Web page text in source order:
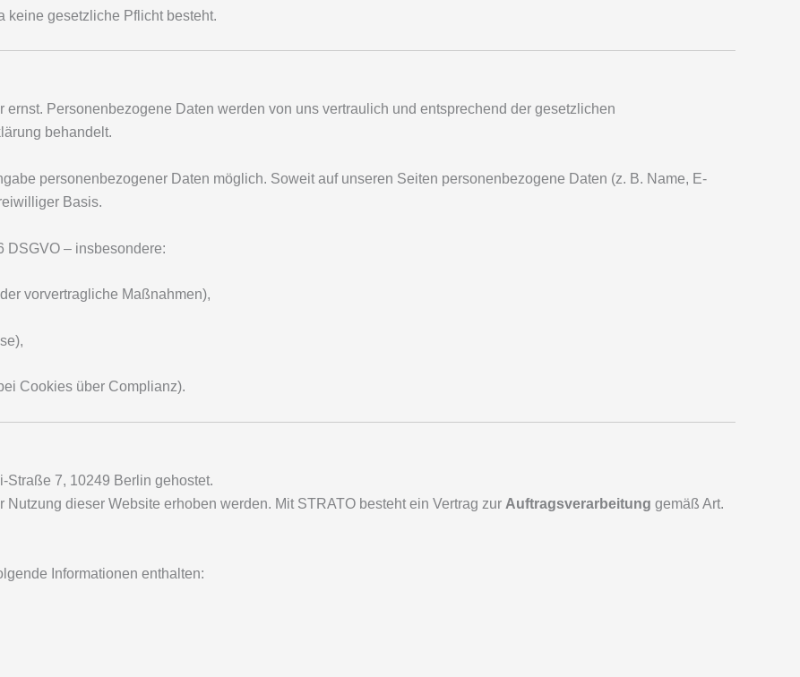
keine gesetzliche Pflicht besteht.
Personenbezogene Daten werden von uns vertraulich und entsprechend der gesetzlichen
behandelt.
personenbezogener Daten möglich. Soweit auf unseren Seiten personenbezogene Daten (z. B. Name, E-
Basis.
DSGVO – insbesondere:
vorvertragliche Maßnahmen),
Cookies über Complianz).
Straße 7, 10249 Berlin gehostet.
dieser Website erhoben werden. Mit STRATO besteht ein Vertrag zur Auftragsverarbeitung gemäß Art.
Informationen enthalten: